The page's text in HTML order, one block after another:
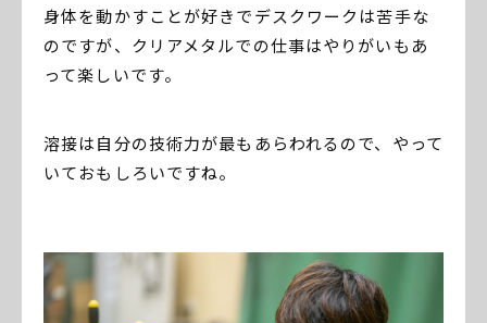
身体を動かすことが好きでデスクワークは苦手な
のですが、クリアメタルでの仕事はやりがいもあ
って楽しいです。
溶接は自分の技術力が最もあらわれるので、やって
いておもしろいですね。